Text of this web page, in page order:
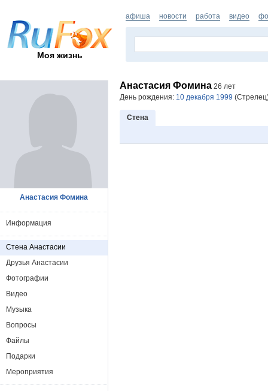
Моя жизнь
афиша новости работа видео
Анастасия Фомина 26 лет
День рождения: 10 декабря 1999
Стена
Анастасия Фомина
Информация
Стена Анастасии
Друзья Анастасии
Фотографии
Видео
Музыка
Вопросы
Файлы
Подарки
Мероприятия